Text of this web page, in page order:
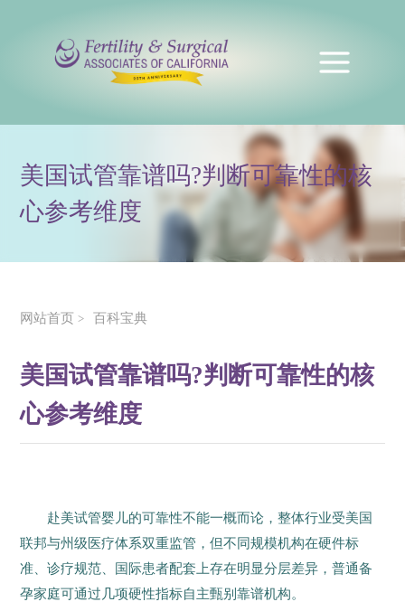
美国试管靠谱吗?判断可靠性的核
心参考维度
网站首页 > 百科宝典
美国试管靠谱吗?判断可靠性的核
心参考维度
赴美试管婴儿的可靠性不能一概而论，整体行业受美国
联邦与州级医疗体系双重监管，但不同规模机构在硬件标
准、诊疗规范、国际患者配套上存在明显分层差异，普通备
孕家庭可通过几项硬性指标自主甄别靠谱机构。